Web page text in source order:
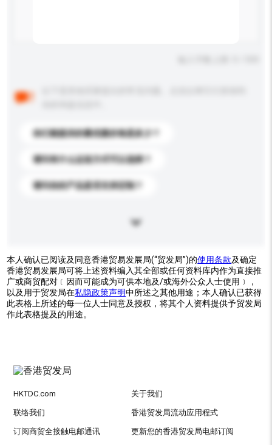
你们能提供的最优惠价格是多少？
请问有什么运送方式可以选择？
请问你的产品是否支持定制？
本人确认已阅读及同意香港贸易发展局(“贸发局”)的使用条款及确定
香港贸易发展局可将上述资料编入其全部或任何资料库内作为直接推
广或商贸配对﹝因而可能成为可供本地及/或海外公众人士使用﹞，
以及用于贸发局在私隐政策声明中所述之其他用途；本人确认已获得
此表格上所述的每一位人士同意及授权，将其个人资料提供予贸发局
作此表格提及的用途。
HKTDC.com 关于我们
联络我们 香港贸发局流动应用程式
订阅商贸全接触电邮通讯 更新您的香港贸发局电邮订阅